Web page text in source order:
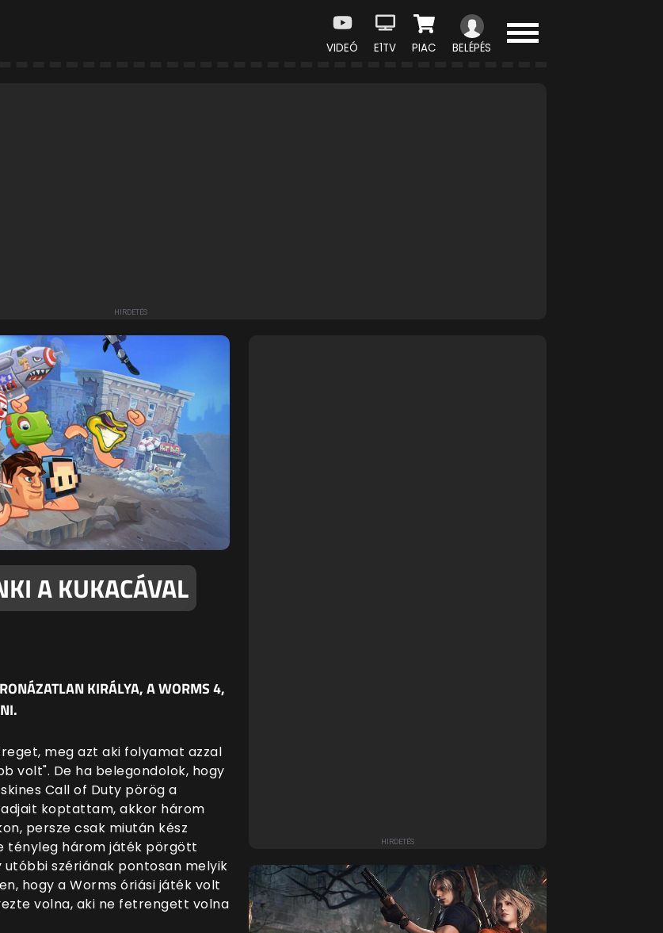
VIDEÓ E1TV PIAC BELÉPÉS
A KUKACÁVAL
KIRÁLYA, A WORMS 4,
meg azt aki folyamat azzal
volt". De ha belegondolok, hogy
Call of Duty pörög a
koptattam, akkor három
persze csak miután kész
tényleg három játék pörgött
utóbbi szériának pontosan melyik
hogy a Worms óriási játék volt
volna, aki ne fetrengett volna